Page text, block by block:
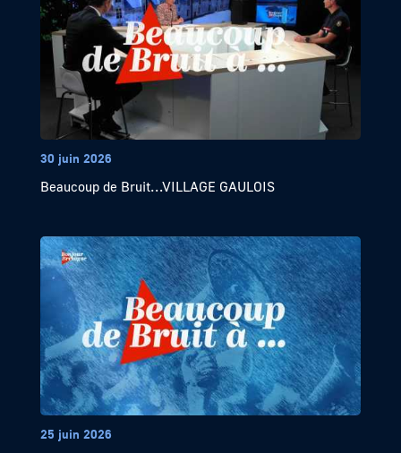
30 juin 2026
Beaucoup de Bruit…VILLAGE GAULOIS
25 juin 2026